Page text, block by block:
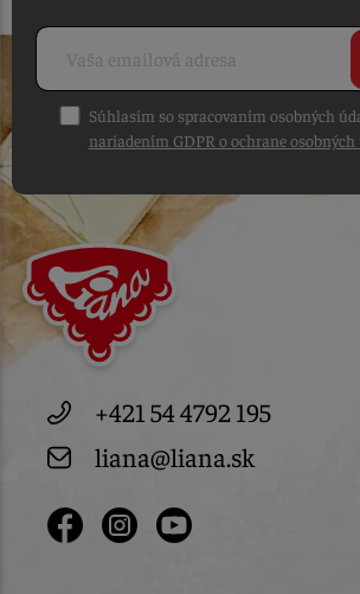
Súhlasím so spracovaním osobných
nariadením GDPR o ochrane osobných
+421 54 4792 195
liana@liana.sk